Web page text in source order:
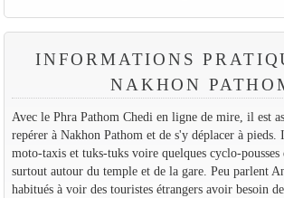
INFORMATIONS
NAKHON
Avec le Phra Pathom Chedi en ligne de mire, il est
repérer à Nakhon Pathom et de s'y déplacer à pieds.
moto-taxis et tuks-tuks voire quelques cyclo-pousses
surtout autour du temple et de la gare. Peu parlent
habitués à voir des touristes étrangers avoir besoin